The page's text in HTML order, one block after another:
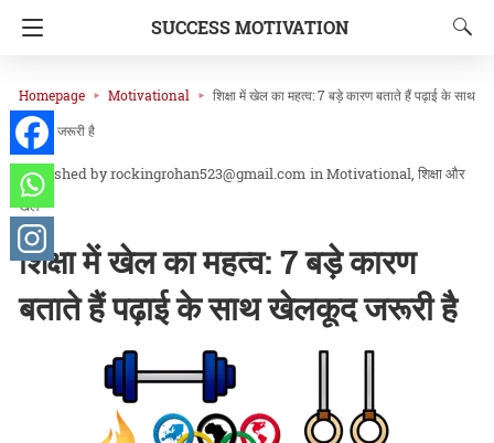
SUCCESS MOTIVATION
Homepage Motivational शिक्षा में खेल का महत्व: 7 बड़े कारण बताते हैं पढ़ाई के साथ
खेलकूद जरूरी है
rockingrohan523@gmail.com inMotivational शिक्षा और
खेल
शिक्षा में खेल का महत्व: 7 बड़े कारण
बताते हैं पढ़ाई के साथ खेलकूद जरूरी है